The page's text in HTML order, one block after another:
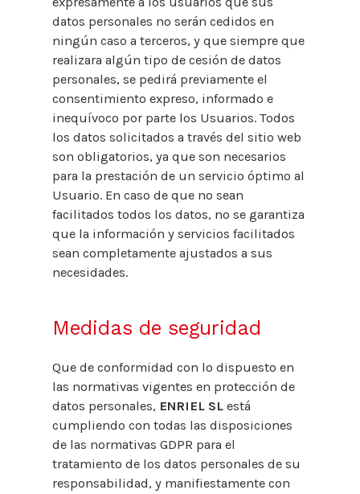
datos personales no serán cedidos en
ningún caso a terceros, y que siempre que
realizara algún tipo de cesión de datos
personales, se pedirá previamente el
consentimiento expreso, informado e
inequívoco por parte los Usuarios. Todos
los datos solicitados a través del sitio web
son obligatorios, ya que son necesarios
para la prestación de un servicio óptimo al
Usuario. En caso de que no sean
facilitados todos los datos, no se garantiza
que la información y servicios facilitados
sean completamente ajustados a sus
necesidades.
Medidas de seguridad
Que de conformidad con lo dispuesto en
las normativas vigentes en protección de
datos personales, ENRIEL SL está
cumpliendo con todas las disposiciones
de las normativas GDPR para el
tratamiento de los datos personales de su
responsabilidad, y manifiestamente con